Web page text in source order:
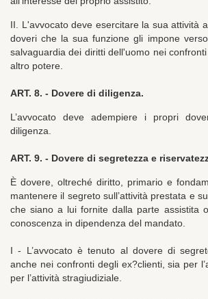
II. L'avvocato deve esercitare la sua attività
doveri che la sua funzione gli impone
salvaguardia dei diritti dell'uomo nei
altro potere.
ART. 8. - Dovere di diligenza.
L’avvocato deve adempiere i propri
diligenza.
ART. 9. - Dovere di segretezza e
È dovere, oltreché diritto, primario e
mantenere il segreto sull’attività prestata e
che siano a lui fornite dalla parte assistita
conoscenza in dipendenza del mandato.
I - L’avvocato è tenuto al dovere di
anche nei confronti degli ex?clienti, sia per
per l’attività stragiudiziale.